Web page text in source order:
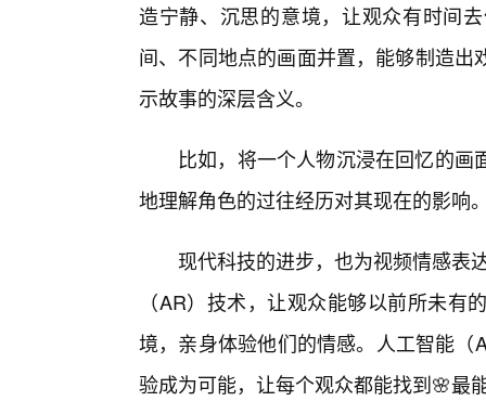
造宁静、沉思的意境，让观众有时间
间、不同地点的画面并置，能够制造
示故事的深层含义。
比如，将一个人物沉浸在回忆的
地理解角色的过往经历对其现在的影响
现代科技的进步，也为视频情感表
（AR）技术，让观众能够以前所未
境，亲身体验他们的情感。人工智能
验成为可能，让每个观众都能找到🌸最